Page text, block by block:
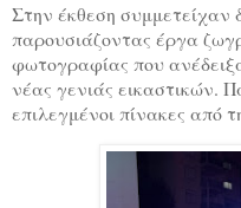
Στην έκθεση συμμετείχαν
παρουσιάζοντας έργα
φωτογραφίας που
νέας γενιάς εικαστικών.
επιλεγμένοι πίνακες από